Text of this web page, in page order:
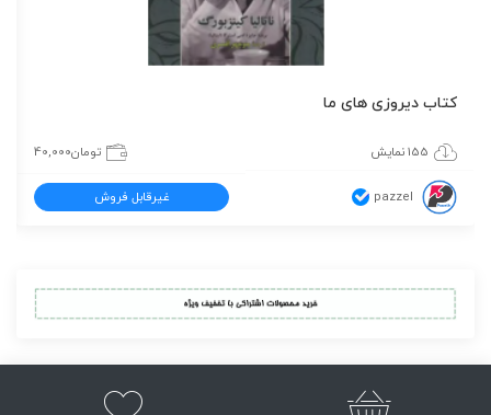
کتاب دیروزی های ما
155 نمایش تومان40,000
pazzel غیرقابل فروش